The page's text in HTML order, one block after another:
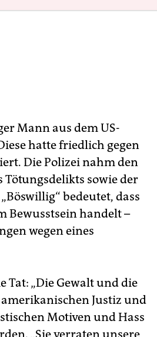
Mann aus dem US-
hatte friedlich gegen
Die Polizei nahm den
sowie der
bedeutet, dass
Bewusstsein handelt –
wegen eines
Tat: „Die Gewalt und die
Justiz und
Motiven und Hass
„Sie verraten unsere